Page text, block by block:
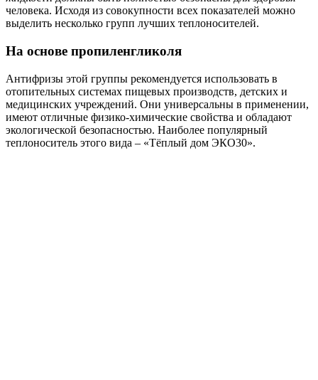
человека. Исходя из совокупности всех показателей можно
выделить несколько групп лучших теплоносителей.
На основе пропиленгликоля
Антифризы этой группы рекомендуется использовать в
отопительных системах пищевых производств, детских и
медицинских учреждений. Они универсальны в применении,
имеют отличные физико-химические свойства и обладают
экологической безопасностью. Наиболее популярный
теплоноситель этого вида – «Тёплый дом ЭКО30».